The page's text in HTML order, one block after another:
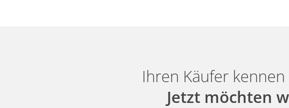
Ihren Käufer
Jetzt möchten